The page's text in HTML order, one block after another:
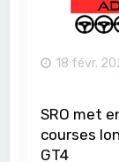
18 févr.
SRO met
courses
GT4